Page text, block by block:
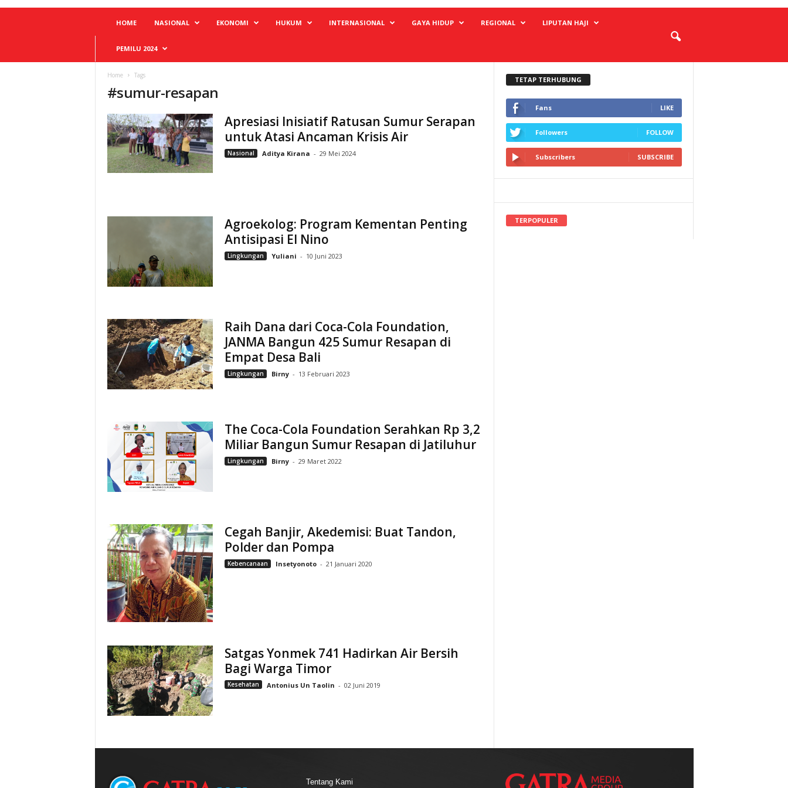
HOME NASIONAL EKONOMI HUKUM INTERNASIONAL GAYA HIDUP REGIONAL LIPUTAN HAJI
PEMILU 2024
Home Tags
#sumur-resapan
Apresiasi Inisiatif Ratusan Sumur Serapan
untuk Atasi Ancaman Krisis Air
Nasional Aditya Kirana - 29 Mei 2024
Agroekolog: Program Kementan Penting
Antisipasi El Nino
Lingkungan Yuliani - 10 Juni 2023
Raih Dana dari Coca-Cola Foundation,
JANMA Bangun 425 Sumur Resapan di
Empat Desa Bali
Lingkungan Birny - 13 Februari 2023
The Coca-Cola Foundation Serahkan Rp 3,2
Miliar Bangun Sumur Resapan di Jatiluhur
Lingkungan Birny - 29 Maret 2022
Cegah Banjir, Akedemisi: Buat Tandon,
Polder dan Pompa
Kebencanaan Insetyonoto - 21 Januari 2020
Satgas Yonmek 741 Hadirkan Air Bersih
Bagi Warga Timor
Kesehatan Antonius Un Taolin - 02 Juni 2019
TETAP TERHUBUNG
Fans LIKE
Followers FOLLOW
Subscribers SUBSCRIBE
TERPOPULER
Tentang Kami